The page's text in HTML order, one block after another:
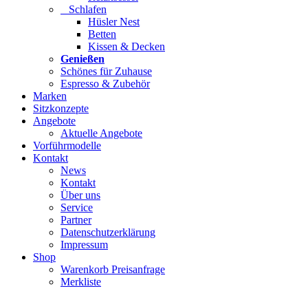
Schlafen
Hüsler Nest
Betten
Kissen & Decken
Genießen
Schönes für Zuhause
Espresso & Zubehör
Marken
Sitzkonzepte
Angebote
Aktuelle Angebote
Vorführmodelle
Kontakt
News
Kontakt
Über uns
Service
Partner
Datenschutzerklärung
Impressum
Shop
Warenkorb Preisanfrage
Merkliste